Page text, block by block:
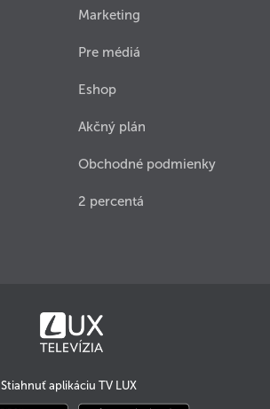
Marketing
Pre médiá
Eshop
Akčný plán
Obchodné podmienky
2 percentá
Stiahnuť aplikáciu TV LUX